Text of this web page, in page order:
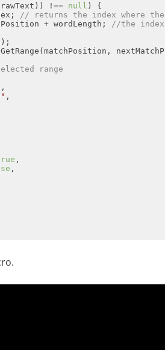
!== null
// returns the index where
+ wordLength;
//the index
range